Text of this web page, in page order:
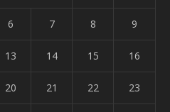
6 7 8 9
13 14 15 16
20 21 22 23